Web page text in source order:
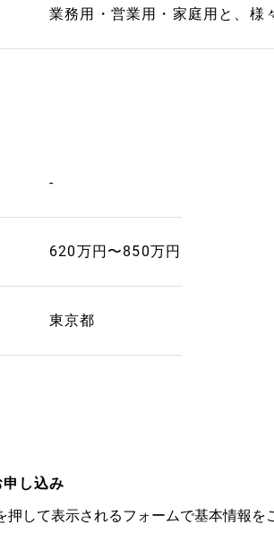
業務用・営業用・家庭用と、様
-
620万円〜850万円
東京都
し込み
押して表示されるフォームで基本情報を